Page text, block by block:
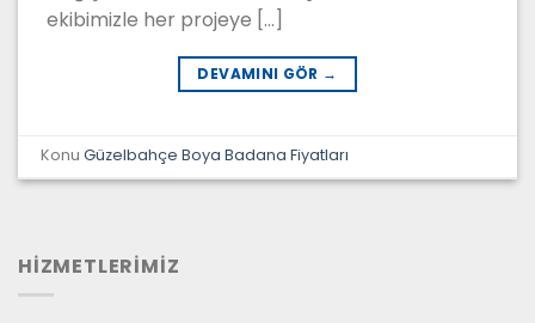
ekibimizle her projeye […]
DEVAMINI GÖR →
KonuGüzelbahçe Boya Badana Fiyatları
HİZMETLERİMİZ